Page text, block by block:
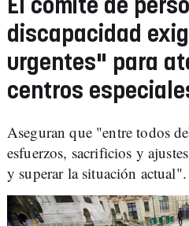
El comité de
discapacidad
urgentes" para
centros
Aseguran que "entre todos
esfuerzos, sacrificios y
y superar la situación actual".